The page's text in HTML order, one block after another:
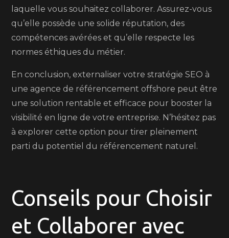
laquelle vous souhaitez collaborer. Assurez-vous
qu’elle possède une solide réputation, des
compétences avérées et qu’elle respecte les
normes éthiques du métier.
En conclusion, externaliser votre stratégie SEO à
une agence de référencement offshore peut être
une solution rentable et efficace pour booster la
visibilité en ligne de votre entreprise. N’hésitez pas
à explorer cette option pour tirer pleinement
parti du potentiel du référencement naturel.
Conseils pour Choisir
et Collaborer avec